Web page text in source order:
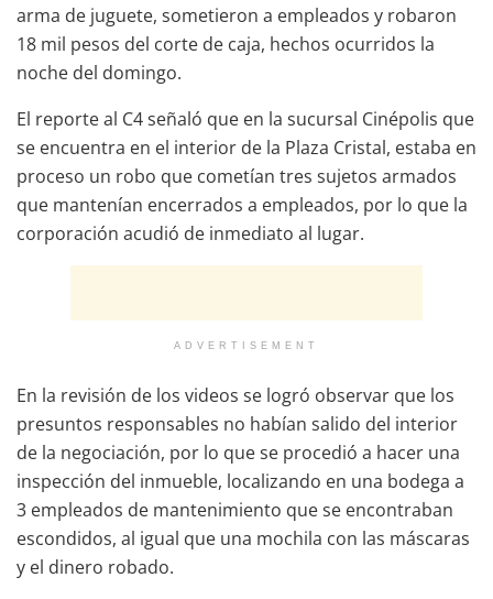
arma de juguete, sometieron a empleados y robaron
18 mil pesos del corte de caja, hechos ocurridos la
noche del domingo.
El reporte al C4 señaló que en la sucursal Cinépolis que
se encuentra en el interior de la Plaza Cristal, estaba en
proceso un robo que cometían tres sujetos armados
que mantenían encerrados a empleados, por lo que la
corporación acudió de inmediato al lugar.
ADVERTISEMENT
En la revisión de los videos se logró observar que los
presuntos responsables no habían salido del interior
de la negociación, por lo que se procedió a hacer una
inspección del inmueble, localizando en una bodega a
3 empleados de mantenimiento que se encontraban
escondidos, al igual que una mochila con las máscaras
y el dinero robado.